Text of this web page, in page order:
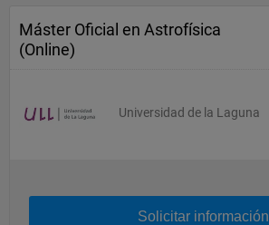
Máster Oficial en Astrofísica
(Online)
Universidad de la Laguna
Solicitar información